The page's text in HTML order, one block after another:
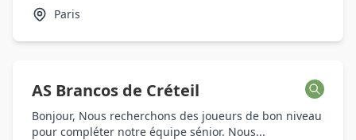
Paris
AS Brancos de Créteil
Bonjour, Nous recherchons des joueurs de bon niveau
pour compléter notre équipe sénior. Nous...